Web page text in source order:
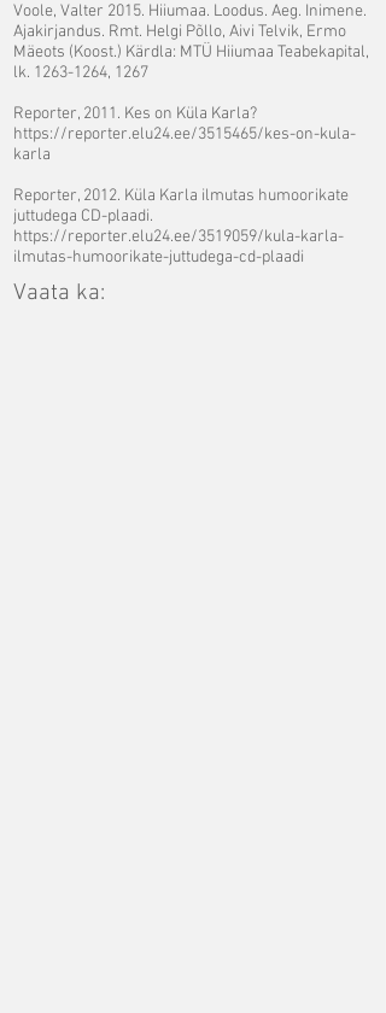
Voole, Valter 2015. Hiiumaa. Loodus. Aeg. Inimene.
Ajakirjandus. Rmt. Helgi Põllo, Aivi Telvik, Ermo
Mäeots (Koost.) Kärdla: MTÜ Hiiumaa Teabekapital,
lk. 1263-1264, 1267
Reporter, 2011. Kes on Küla Karla?
https://reporter.elu24.ee/3515465/kes-on-kula-
karla
Reporter, 2012. Küla Karla ilmutas humoorikate
juttudega CD-plaadi.
https://reporter.elu24.ee/3519059/kula-karla-
ilmutas-humoorikate-juttudega-cd-plaadi
Vaata ka: